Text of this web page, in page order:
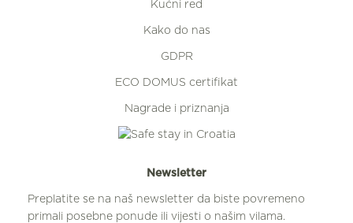
Kućni red
Kako do nas
GDPR
ECO DOMUS certifikat
Nagrade i priznanja
Newsletter
Preplatite se na naš newsletter da biste povremeno
primali posebne ponude ili vijesti o našim vilama.